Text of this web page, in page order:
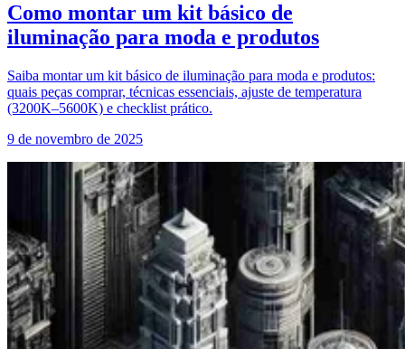
Como montar um kit básico de
iluminação para moda e produtos
Saiba montar um kit básico de iluminação para moda e produtos:
quais peças comprar, técnicas essenciais, ajuste de temperatura
(3200K–5600K) e checklist prático.
9 de novembro de 2025